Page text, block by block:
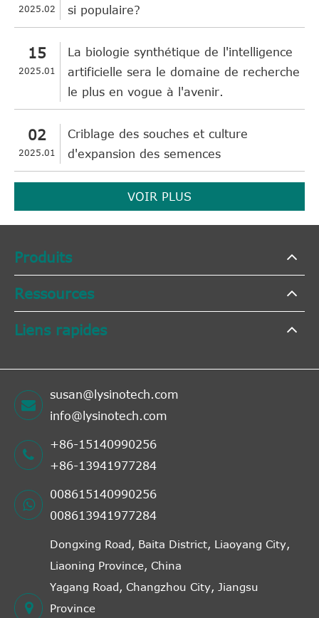
2025.02
si populaire?
15
2025.01
La biologie synthétique de l'intelligence
artificielle sera le domaine de recherche
le plus en vogue à l'avenir.
02
2025.01
Criblage des souches et culture
d'expansion des semences
VOIR PLUS
Produits
Ressources
Liens rapides
susan@lysinotech.com
info@lysinotech.com
+86-15140990256
+86-13941977284
008615140990256
008613941977284
Dongxing Road, Baita District, Liaoyang City,
Liaoning Province, China
Yagang Road, Changzhou City, Jiangsu
Province